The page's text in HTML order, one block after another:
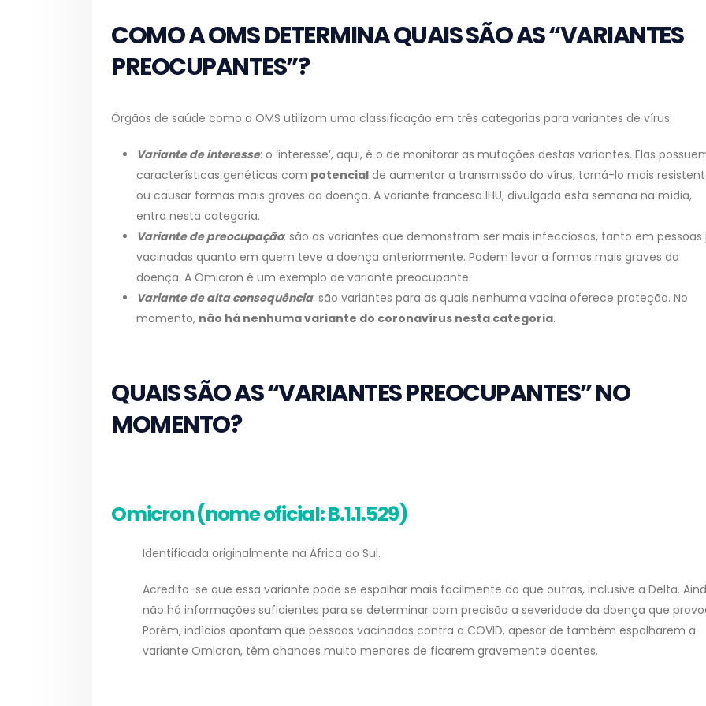
COMO A OMS DETERMINA QUAIS SÃO AS “VARIANTES
PREOCUPANTES”?
Órgãos de saúde como a OMS utilizam uma classificação em três categorias para variantes de vírus:
Variante de interesse: o ‘interesse’, aqui, é o de monitorar as mutações destas variantes. Elas
características genéticas com potencial de aumentar a transmissão do vírus, torná-lo mais
ou causar formas mais graves da doença. A variante francesa IHU, divulgada esta semana na mídia,
entra nesta categoria.
Variante de preocupação: são as variantes que demonstram ser mais infecciosas, tanto em pessoas
vacinadas quanto em quem teve a doença anteriormente. Podem levar a formas mais graves da
doença. A Omicron é um exemplo de variante preocupante.
Variante de alta consequência: são variantes para as quais nenhuma vacina oferece proteção. No
momento, não há nenhuma variante do coronavírus nesta categoria.
QUAIS SÃO AS “VARIANTES PREOCUPANTES” NO
MOMENTO?
Omicron (nome oficial: B.1.1.529)
Identificada originalmente na África do Sul.
Acredita-se que essa variante pode se espalhar mais facilmente do que outras, inclusive a Delta.
não há informações suficientes para se determinar com precisão a severidade da doença que
Porém, indícios apontam que pessoas vacinadas contra a COVID, apesar de também espalharem a
variante Omicron, têm chances muito menores de ficarem gravemente doentes.